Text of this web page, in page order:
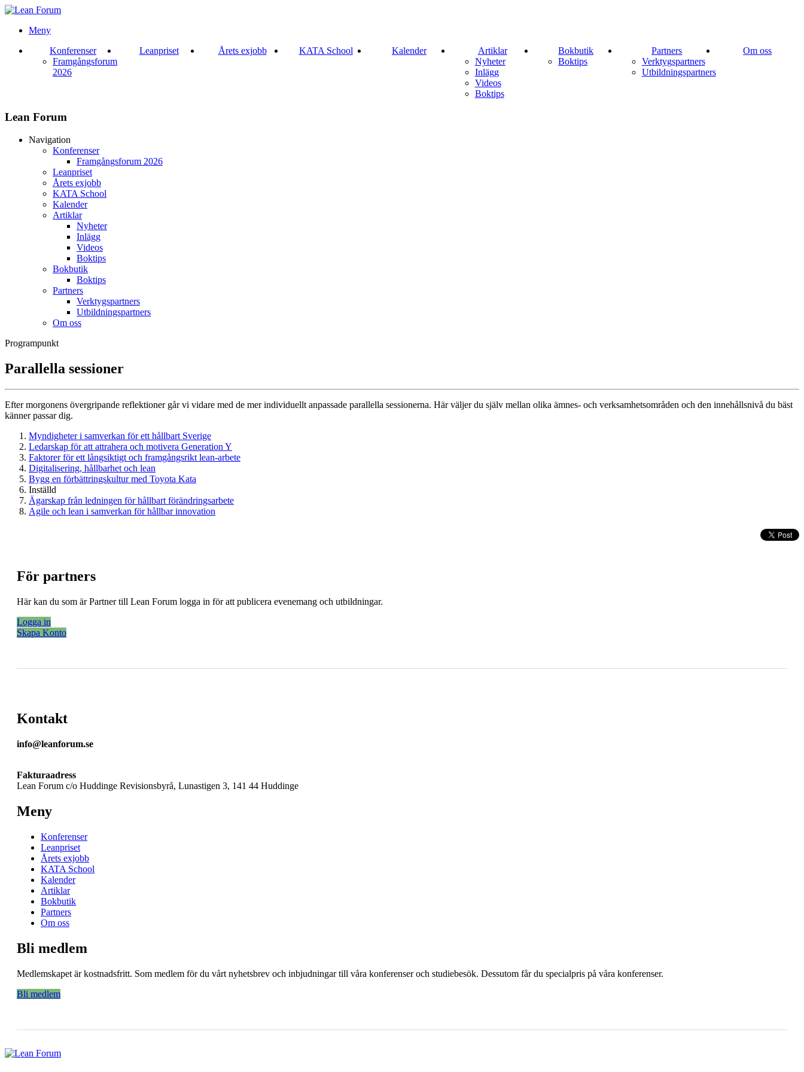
Meny
Konferenser
Framgångsforum
2026
Leanpriset Årets exjobb KATA School Kalender
Artiklar
Nyheter
Inlägg
Videos
Boktips
Bokbutik
Boktips
Partners
Verktygspartners
Utbildningspartners
Om oss
Lean Forum
Navigation
Konferenser
Framgångsforum 2026
Leanpriset
Årets exjobb
KATA School
Kalender
Artiklar
Nyheter
Inlägg
Videos
Boktips
Bokbutik
Boktips
Partners
Verktygspartners
Utbildningspartners
Om oss
Programpunkt
Parallella sessioner
Efter morgonens övergripande reflektioner går vi vidare med de mer individuellt anpassade parallella sessionerna. Här väljer du själv mellan olika ämnes- och verksamhetsområden och den innehållsnivå du bäst
känner passar dig.
Myndigheter i samverkan för ett hållbart Sverige
Ledarskap för att attrahera och motivera Generation Y
Faktorer för ett långsiktigt och framgångsrikt lean-arbete
Digitalisering, hållbarhet och lean
Bygg en förbättringskultur med Toyota Kata
Inställd
Ägarskap från ledningen för hållbart förändringsarbete
Agile och lean i samverkan för hållbar innovation
För partners
Här kan du som är Partner till Lean Forum logga in för att publicera evenemang och utbildningar.
Logga in
Skapa Konto
Kontakt
info@leanforum.se
Fakturaadress
Lean Forum c/o Huddinge Revisionsbyrå, Lunastigen 3, 141 44 Huddinge
Meny
Konferenser
Leanpriset
Årets exjobb
KATA School
Kalender
Artiklar
Bokbutik
Partners
Om oss
Bli medlem
Medlemskapet är kostnadsfritt. Som medlem för du vårt nyhetsbrev och inbjudningar till våra konferenser och studiebesök. Dessutom får du specialpris på våra konferenser.
Bli medlem